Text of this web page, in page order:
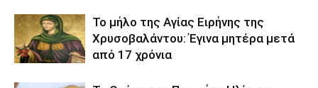
Το μήλο της Αγίας Ειρήνης της
Χρυσοβαλάντου: Έγινα μητέρα μετά
από 17 χρόνια